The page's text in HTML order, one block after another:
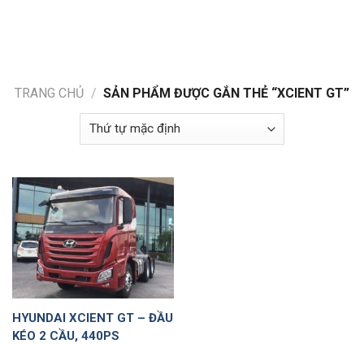
TRANG CHỦ / SẢN PHẨM ĐƯỢC GẮN THẺ “XCIENT GT”
HYUNDAI XCIENT GT – ĐẦU
KÉO 2 CẦU, 440PS